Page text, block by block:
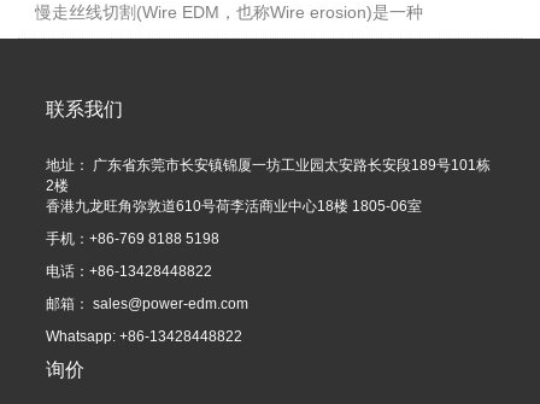
慢走丝线切割(Wire EDM，也称Wire erosion)是一种
联系我们
地址： 广东省东莞市长安镇锦厦一坊工业园太安路长安段189号101栋
2楼
香港九龙旺角弥敦道610号荷李活商业中心18楼 1805-06室
手机：+86-769 8188 5198
电话：+86-13428448822
邮箱： sales@power-edm.com
Whatsapp: +86-13428448822
询价